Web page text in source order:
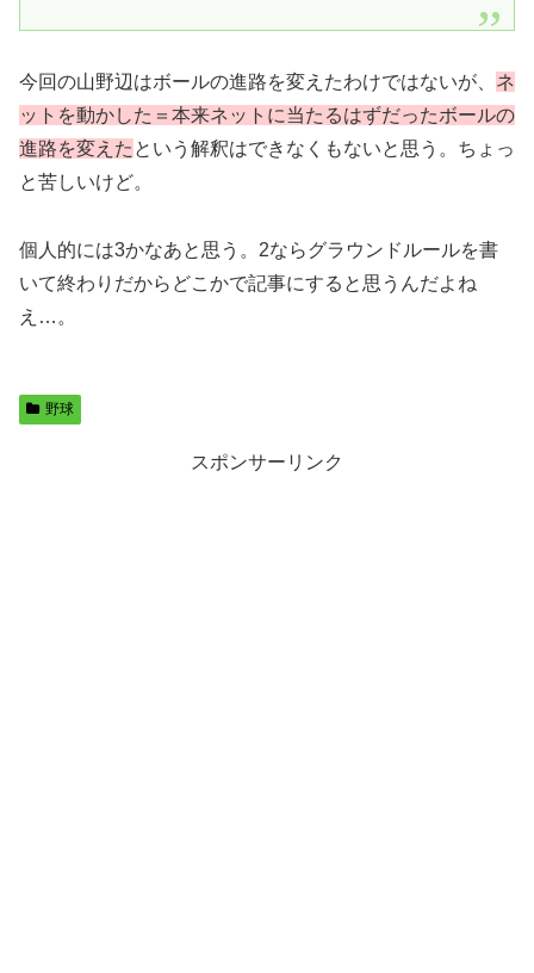
今回の山野辺はボールの進路を変えたわけではないが、 ネ
ットを動かした＝本来ネットに当たるはずだったボールの
進路を変えた という解釈はできなくもないと思う。ちょっ
と苦しいけど。
個人的には3かなあと思う。2ならグラウンドルールを書
いて終わりだからどこかで記事にすると思うんだよね
え…。
野球
スポンサーリンク